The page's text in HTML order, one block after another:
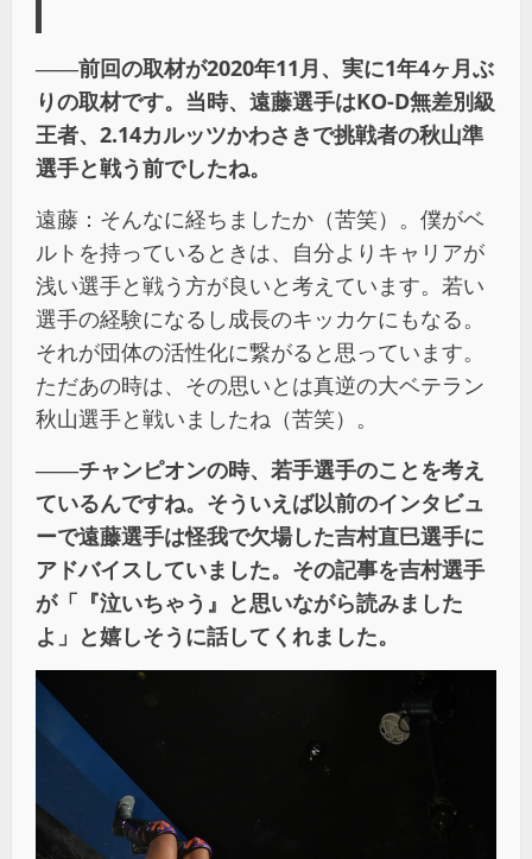
――前回の取材が2020年11月、実に1年4ヶ月ぶ
りの取材です。当時、遠藤選手はKO-D無差別級
王者、2.14カルッツかわさきで挑戦者の秋山準
選手と戦う前でしたね。
遠藤：そんなに経ちましたか（苦笑）。僕がベ
ルトを持っているときは、自分よりキャリアが
浅い選手と戦う方が良いと考えています。若い
選手の経験になるし成長のキッカケにもなる。
それが団体の活性化に繋がると思っています。
ただあの時は、その思いとは真逆の大ベテラン
秋山選手と戦いましたね（苦笑）。
――チャンピオンの時、若手選手のことを考え
ているんですね。そういえば以前のインタビュ
ーで遠藤選手は怪我で欠場した吉村直巳選手に
アドバイスしていました。その記事を吉村選手
が「『泣いちゃう』と思いながら読みました
よ」と嬉しそうに話してくれました。